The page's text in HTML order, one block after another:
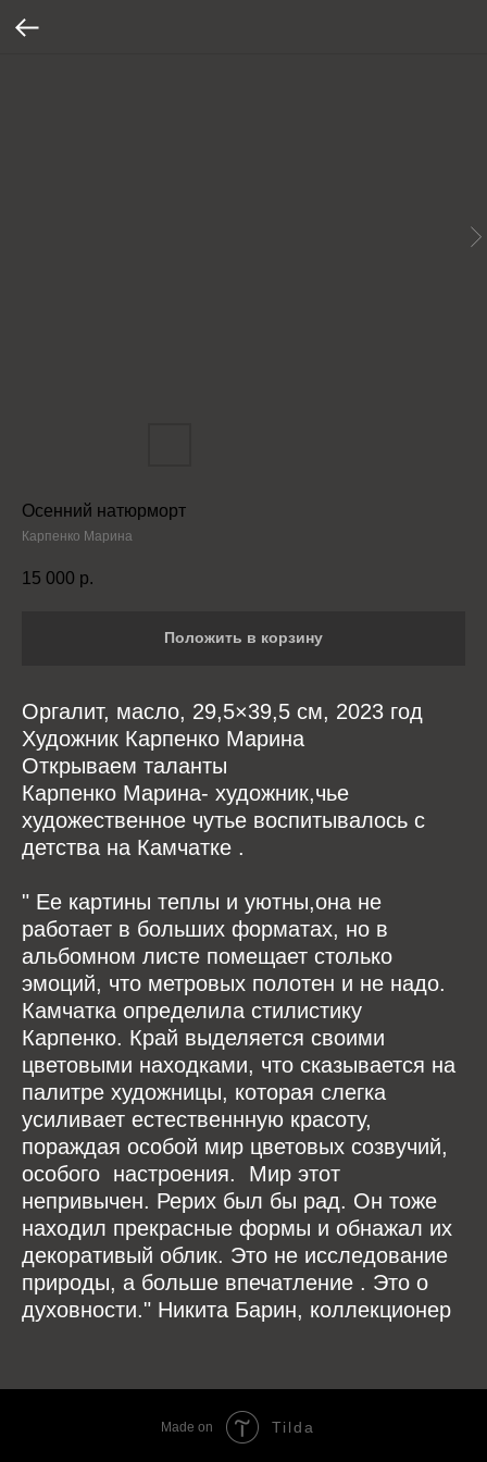
Осенний натюрморт
Карпенко Марина
15 000 р.
Положить в корзину
Оргалит, масло, 29,5×39,5 см, 2023 год
Художник Карпенко Марина
Открываем таланты
Карпенко Марина- художник,чье
художественное чутье воспитывалось с
детства на Камчатке .
" Ее картины теплы и уютны,она не
работает в больших форматах, но в
альбомном листе помещает столько
эмоций, что метровых полотен и не надо.
Камчатка определила стилистику
Карпенко. Край выделяется своими
цветовыми находками, что сказывается на
палитре художницы, которая слегка
усиливает естественнную красоту,
пораждая особой мир цветовых созвучий,
особого настроения. Мир этот
непривычен. Рерих был бы рад. Он тоже
находил прекрасные формы и обнажал их
декоративый облик. Это не исследование
природы, а больше впечатление . Это о
духовности." Никита Барин, коллекционер
Made on Tilda